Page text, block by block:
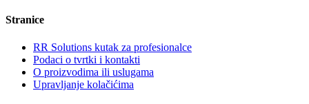
Stranice
RR Solutions kutak za profesionalce
Podaci o tvrtki i kontakti
O proizvodima ili uslugama
Upravljanje kolačićima